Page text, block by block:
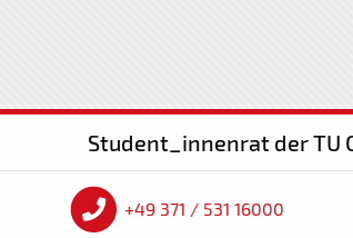
Student_innenrat der TU
+49 371 / 531 16000